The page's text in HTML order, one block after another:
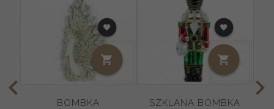
BOMBKA
SZKLANA BOMBKA